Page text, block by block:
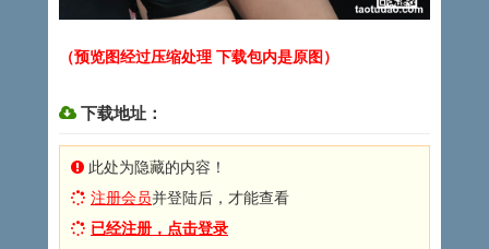
（预览图经过压缩处理 下载包内是原图）
下载地址：
此处为隐藏的内容！
注册会员并登陆后，才能查看
已经注册，点击登录